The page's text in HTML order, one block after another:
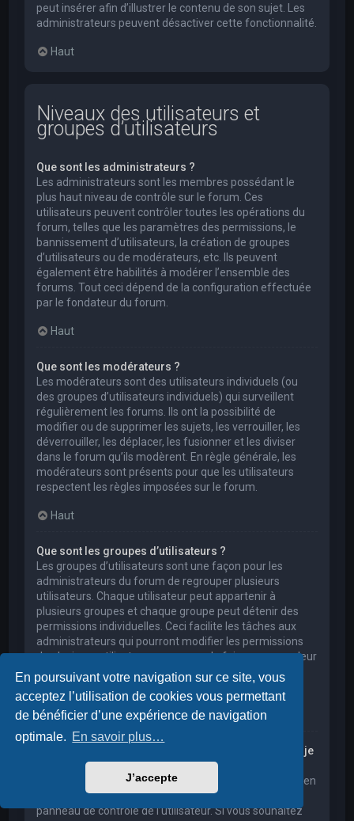
En poursuivant votre navigation sur ce site, vous
acceptez l’utilisation de cookies vous permettant
de bénéficier d’une expérience de navigation
optimale. En savoir plus…
J’accepte
peut insérer afin d’illustrer le contenu de son sujet. Les
administrateurs peuvent désactiver cette fonctionnalité.
Haut
Niveaux des utilisateurs et
groupes d’utilisateurs
Que sont les administrateurs ?
Les administrateurs sont les membres possédant le
plus haut niveau de contrôle sur le forum. Ces
utilisateurs peuvent contrôler toutes les opérations du
forum, telles que les paramètres des permissions, le
bannissement d’utilisateurs, la création de groupes
d’utilisateurs ou de modérateurs, etc. Ils peuvent
également être habilités à modérer l’ensemble des
forums. Tout ceci dépend de la configuration effectuée
par le fondateur du forum.
Haut
Que sont les modérateurs ?
Les modérateurs sont des utilisateurs individuels (ou
des groupes d’utilisateurs individuels) qui surveillent
régulièrement les forums. Ils ont la possibilité de
modifier ou de supprimer les sujets, les verrouiller, les
déverrouiller, les déplacer, les fusionner et les diviser
dans le forum qu’ils modèrent. En règle générale, les
modérateurs sont présents pour que les utilisateurs
respectent les règles imposées sur le forum.
Haut
Que sont les groupes d’utilisateurs ?
Les groupes d’utilisateurs sont une façon pour les
administrateurs du forum de regrouper plusieurs
utilisateurs. Chaque utilisateur peut appartenir à
plusieurs groupes et chaque groupe peut détenir des
permissions individuelles. Ceci facilite les tâches aux
administrateurs qui pourront modifier les permissions
de plusieurs utilisateurs en une seule fois, ou encore leur
accorder des pouvoirs de modération, ou bien leur
donner accès à un forum privé.
Haut
Où sont les groupes d’utilisateurs et comment puis-je
en rejoindre un ?
Vous pouvez consulter tous les groupes d’utilisateurs en
cliquant sur le lien « Groupes d’utilisateurs » depuis le
panneau de contrôle de l’utilisateur. Si vous souhaitez